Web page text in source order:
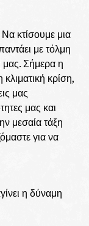
κτίσουμε μια
με τόλμη
μας. Σήμερα η
κρίση,
μας
μας και
μεσαία τάξη
για να
η δύναμη